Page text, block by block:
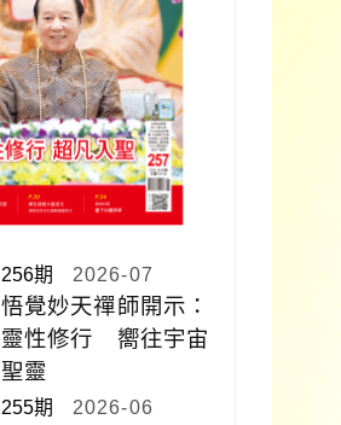
256期 2026-07
悟覺妙天禪師開示：
靈性修行 嚮往宇宙
聖靈
255期 2026-06